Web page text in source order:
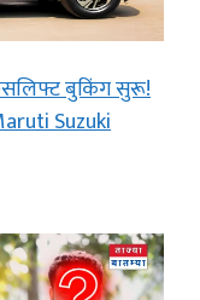
बुकिंग सुरू!
Suzuki